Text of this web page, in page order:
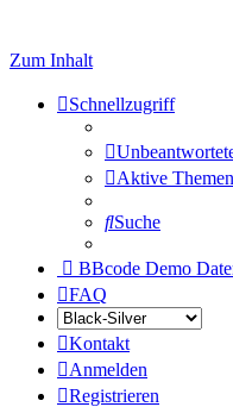
Zum Inhalt
Schnellzugriff
Aktive Themen
Suche
BBcode Demo
FAQ
Kontakt
Anmelden
Registrieren